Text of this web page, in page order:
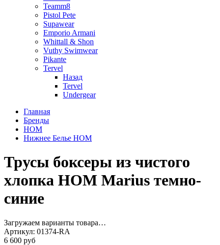
Teamm8
Pistol Pete
Supawear
Emporio Armani
Whittall & Shon
Vuthy Swimwear
Pikante
Tervel
Назад
Tervel
Undergear
Главная
Бренды
HOM
Нижнее Белье HOM
Трусы боксеры из чистого
хлопка HOM Marius темно-
синие
Загружаем варианты товара…
Артикул: 01374-RA
6 600 руб